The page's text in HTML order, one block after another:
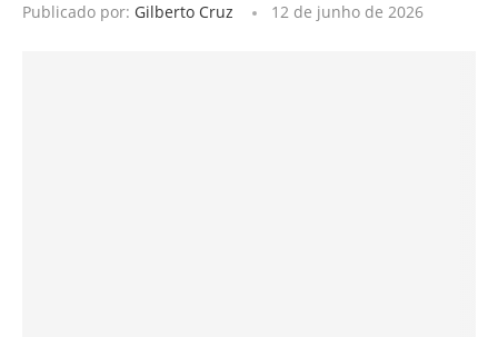
Publicado por: Gilberto Cruz 12 de junho de 2026